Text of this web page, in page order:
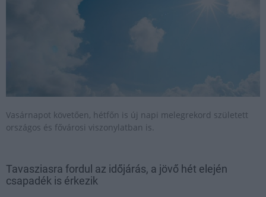
Vasárnapot követően, hétfőn is új napi melegrekord született
országos és fővárosi viszonylatban is.
Tavasziasra fordul az időjárás, a jövő hét elején
csapadék is érkezik